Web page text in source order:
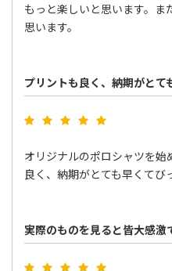
もっと楽しいと思います。ま
思います。
プリントも良く、納期がとて
オリジナルのポロシャツを
良く、納期がとても早くてび
実際のものを見ると皆大感激